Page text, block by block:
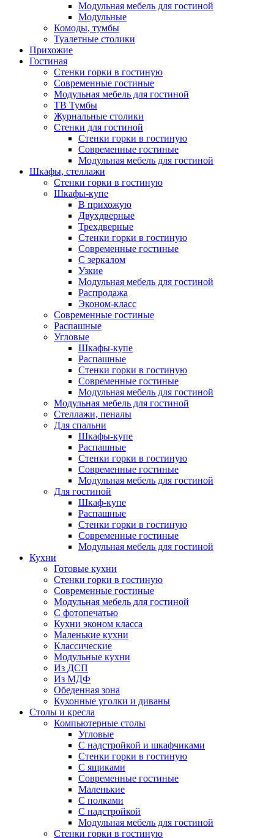
Модульная мебель для гостиной
Модульные
Комоды, тумбы
Туалетные столики
Прихожие
Гостиная
Стенки горки в гостиную
Современные гостиные
Модульная мебель для гостиной
ТВ Тумбы
Журнальные столики
Стенки для гостиной
Стенки горки в гостиную
Современные гостиные
Модульная мебель для гостиной
Шкафы, стеллажи
Стенки горки в гостиную
Шкафы-купе
В прихожую
Двухдверные
Трехдверные
Стенки горки в гостиную
Современные гостиные
С зеркалом
Узкие
Модульная мебель для гостиной
Распродажа
Эконом-класс
Современные гостиные
Распашные
Угловые
Шкафы-купе
Распашные
Стенки горки в гостиную
Современные гостиные
Модульная мебель для гостиной
Модульная мебель для гостиной
Стеллажи, пеналы
Для спальни
Шкафы-купе
Распашные
Стенки горки в гостиную
Современные гостиные
Модульная мебель для гостиной
Для гостиной
Шкаф-купе
Распашные
Стенки горки в гостиную
Современные гостиные
Модульная мебель для гостиной
Кухни
Готовые кухни
Стенки горки в гостиную
Современные гостиные
Модульная мебель для гостиной
С фотопечатью
Кухни эконом класса
Маленькие кухни
Классические
Модульные кухни
Из ДСП
Из МДФ
Обеденная зона
Кухонные уголки и диваны
Столы и кресла
Компьютерные столы
Угловые
С надстройкой и шкафчиками
Стенки горки в гостиную
С ящиками
Современные гостиные
Маленькие
С полками
С надстройкой
Модульная мебель для гостиной
Стенки горки в гостиную